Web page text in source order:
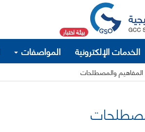
بيئة اختبار
الخدمات الإلكترونية المواصفات
المفاهيم والمصطلحات